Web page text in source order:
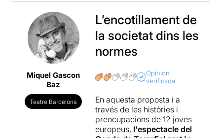
Miquel Gascon
Baz
Teatre Barcelona
L’encotillament de
la societat dins les
normes
Opinión
verificada
En aquesta proposta i a
través de les històries i
preocupacions de 12 joves
europeus, l'espectacle del